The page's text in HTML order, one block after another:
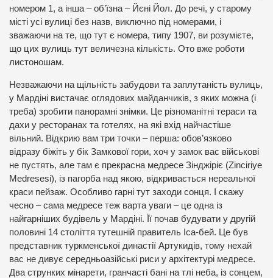
номером 1, а інша – об’їзна – Йєні Йол. До речі, у старому
місті усі вулиці без назв, виключно під номерами, і
зважаючи на те, що тут є номера, типу 1907, ви розумієте,
що цих вулиць тут величезна кількість. Ото вже роботи
листоношам.
Незважаючи на щільність забудови та заплутаність вулиць,
у Мардіні вистачає оглядових майданчиків, з яких можна (і
треба) зробити панорамні знімки. Це різноманітні тераси та
дахи у ресторанах та готелях, на які вхід найчастіше
вільний. Відкрию вам три точки – перша: обов’язково
відразу біжіть у бік Замкової гори, хоч у замок вас військові
не пустять, але там є прекрасна медресе Зінджіріє (Zinciriye
Medresesi), із пагорба над якою, відкривається нереальної
краси пейзаж. Особливо гарні тут заходи сонця. І скажу
чесно – сама медресе теж варта уваги – це одна із
найгарніших будівель у Мардіні. Її почав будувати у другій
половині 14 століття тутешній правитель Іса-бей. Це був
представник туркменської династії Артукидів, тому нехай
вас не дивує середньоазійські риси у архітектурі медресе.
Два струнких мінарети, гранчасті бані на тлі неба, із сонцем,